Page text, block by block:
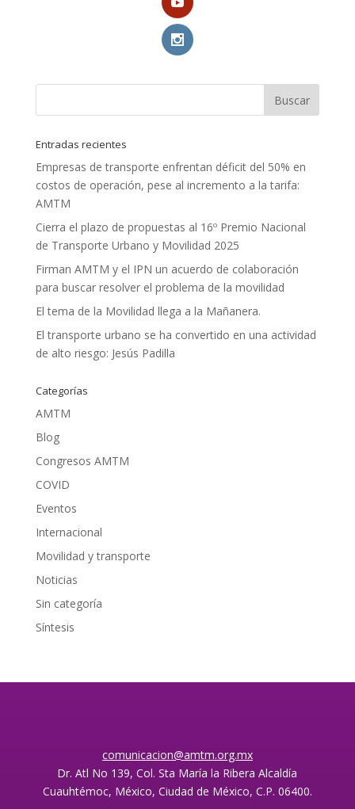
Entradas recientes
Empresas de transporte enfrentan déficit del 50% en
costos de operación, pese al incremento a la tarifa:
AMTM
Cierra el plazo de propuestas al 16º Premio Nacional
de Transporte Urbano y Movilidad 2025
Firman AMTM y el IPN un acuerdo de colaboración
para buscar resolver el problema de la movilidad
El tema de la Movilidad llega a la Mañanera.
El transporte urbano se ha convertido en una actividad
de alto riesgo: Jesús Padilla
Categorías
AMTM
Blog
Congresos AMTM
COVID
Eventos
Internacional
Movilidad y transporte
Noticias
Sin categoría
Síntesis
comunicacion@amtm.org.mx
Dr. Atl No 139, Col. Sta María la Ribera Alcaldía
Cuauhtémoc, México, Ciudad de México, C.P. 06400.